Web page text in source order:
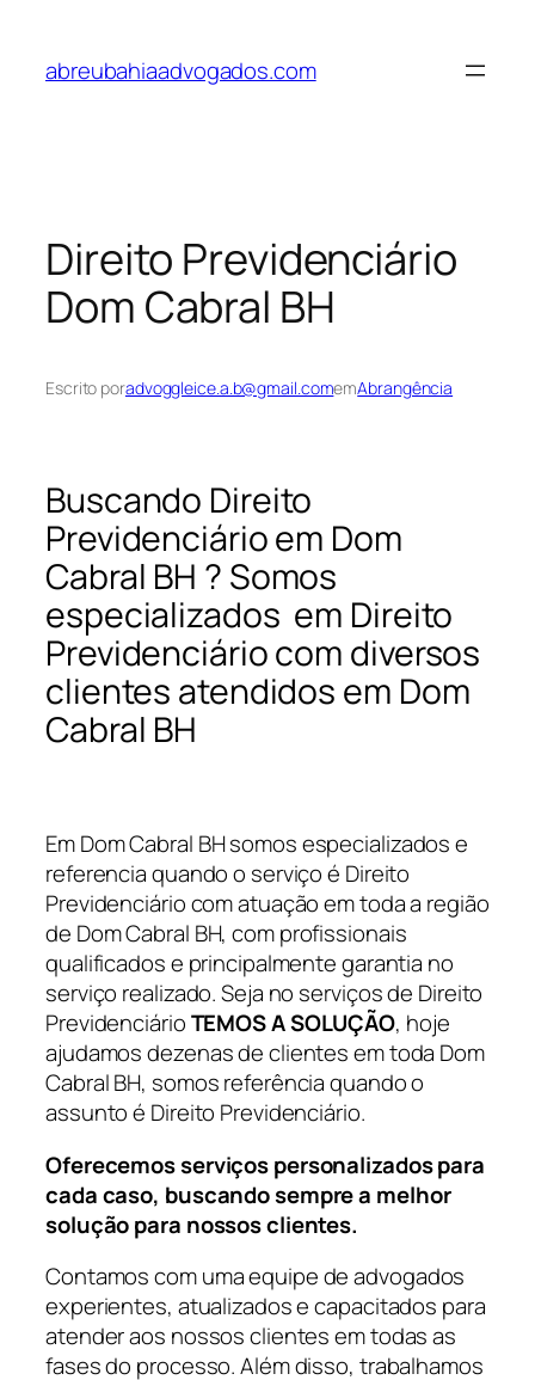
abreubahiaadvogados.com
Direito Previdenciário
Dom Cabral BH
Escrito poradvoggleice.a.b@gmail.comemAbrangência
Buscando Direito
Previdenciário em Dom
Cabral BH ? Somos
especializados em Direito
Previdenciário com diversos
clientes atendidos em Dom
Cabral BH
Em Dom Cabral BH somos especializados e
referencia quando o serviço é Direito
Previdenciário com atuação em toda a região
de Dom Cabral BH, com profissionais
qualificados e principalmente garantia no
serviço realizado. Seja no serviços de Direito
PrevidenciárioTEMOS A SOLUÇÃO, hoje
ajudamos dezenas de clientes em toda Dom
Cabral BH, somos referência quando o
assunto é Direito Previdenciário.
Oferecemos serviços personalizados para
cada caso, buscando sempre a melhor
solução para nossos clientes.
Contamos com uma equipe de advogados
experientes, atualizados e capacitados para
atender aos nossos clientes em todas as
fases do processo. Além disso, trabalhamos